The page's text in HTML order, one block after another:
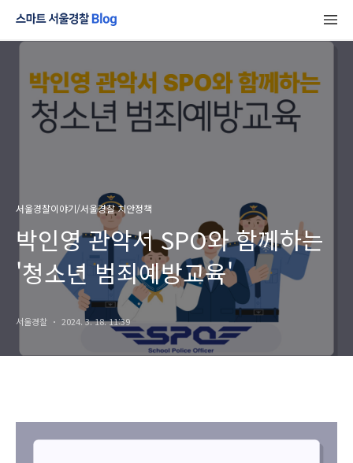
서울경찰이야기/서울경찰 치안정책
박인영 관악서 SPO와 함께하는
'청소년 범죄예방교육'
서울경찰 2024. 3. 18. 11:39